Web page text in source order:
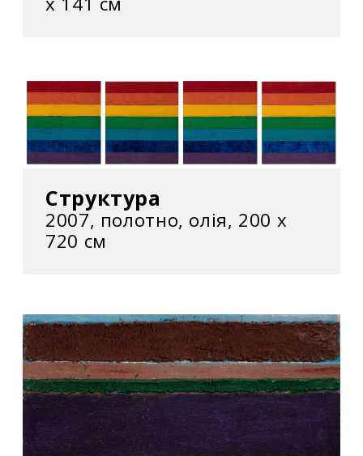
Структура
2007, полотно, олія, 200 х
720 см